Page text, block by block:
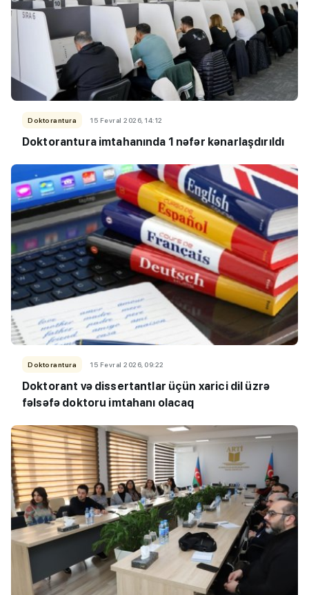
Doktorantura 15 Fevral 2026, 14:12
Doktorantura imtahanında 1 nəfər kənarlaşdırıldı
Doktorantura 15 Fevral 2026, 09:22
Doktorant və dissertantlar üçün xarici dil üzrə
fəlsəfə doktoru imtahanı olacaq